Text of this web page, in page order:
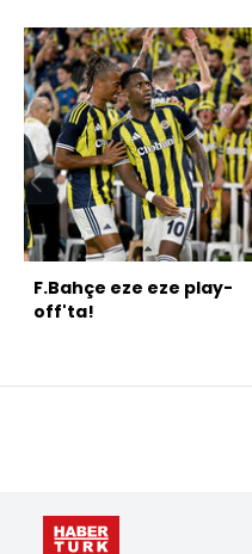
F.Bahçe eze eze play-
off'ta!